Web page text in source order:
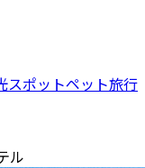
スポットペット旅行
ル